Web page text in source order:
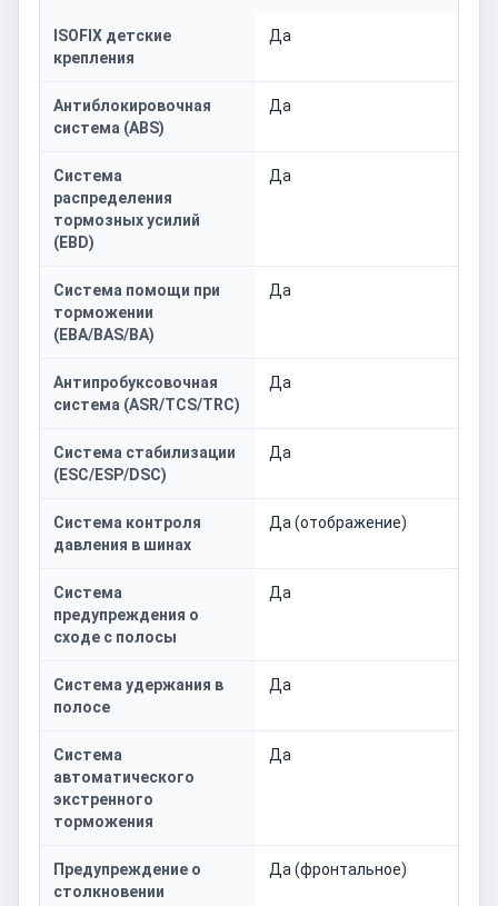
ISOFIX детские
крепления
Да
Антиблокировочная
система (ABS)
Да
Система
распределения
тормозных усилий
(EBD)
Да
Система помощи при
торможении
(EBA/BAS/BA)
Да
Антипробуксовочная
система (ASR/TCS/TRC)
Да
Система стабилизации
(ESC/ESP/DSC)
Да
Система контроля
давления в шинах
Да (отображение)
Система
предупреждения о
сходе с полосы
Да
Система удержания в
полосе
Да
Система
автоматического
экстренного
торможения
Да
Предупреждение о
столкновении
Да (фронтальное)